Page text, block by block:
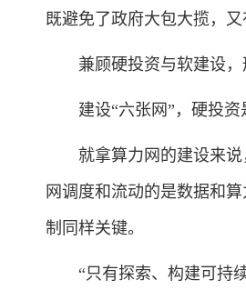
既避免了政府大包大揽，
兼顾硬投资与软建设，
建设“六张网”，硬投资
就拿算力网的建设来说
网调度和流动的是数据和
制同样关键。
“只有探索、构建可持续